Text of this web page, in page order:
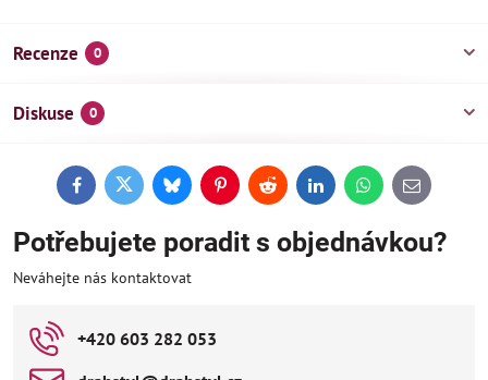
Recenze 0
Diskuse 0
FacebookTwitterBlueskyPinterestReddit LinkedInWhatsApp
E-
mail
Potřebujete poradit s objednávkou?
Neváhejte nás kontaktovat
+420 603 282 053